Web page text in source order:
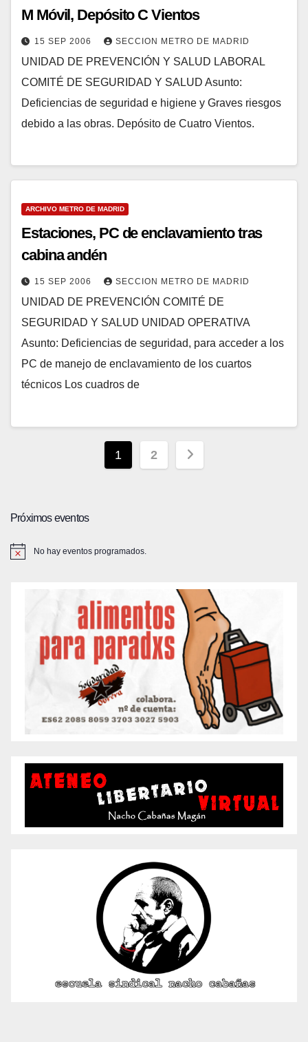
M Móvil, Depósito C Vientos
15 SEP 2006 SECCION METRO DE MADRID
UNIDAD DE PREVENCIÓN Y SALUD LABORAL
COMITÉ DE SEGURIDAD Y SALUD Asunto:
Deficiencias de seguridad e higiene y Graves riesgos
debido a las obras. Depósito de Cuatro Vientos.
ARCHIVO METRO DE MADRID
Estaciones, PC de enclavamiento tras
cabina andén
15 SEP 2006 SECCION METRO DE MADRID
UNIDAD DE PREVENCIÓN COMITÉ DE
SEGURIDAD Y SALUD UNIDAD OPERATIVA
Asunto: Deficiencias de seguridad, para acceder a los
PC de manejo de enclavamiento de los cuartos
técnicos Los cuadros de
Paginación
1 2
Próximos eventos
No hay eventos programados.